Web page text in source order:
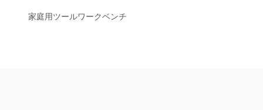
家庭用ツールワークベンチ